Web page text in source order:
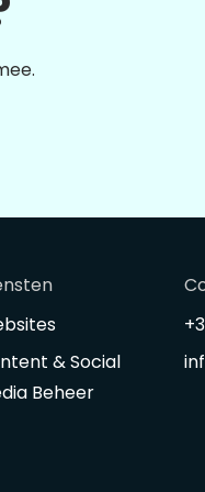
& Social
Beheer